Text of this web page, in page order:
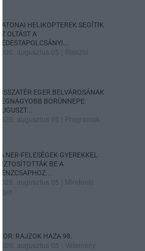
KATONAI HELIKOPTEREK SEGÍTIK
AZ OLTÁST A
DÉDESTAPOLCSÁNYI...
2026. augusztus 05 Riasztó
VISSZATÉR EGER BELVÁROSÁNAK
LEGNAGYOBB BORÜNNEPE:
AUGUSZT...
2026. augusztus 05 Programok
„A NER-FELESÉGEK GYEREKKEL
BIZTOSÍTOTTÁK BE A
PÉNZCSAPHOZ...
2026. augusztus 05
Mindenki
ügye
SIOR: RAJZOK HAZA 98.
2026. augusztus 05 Vélemény